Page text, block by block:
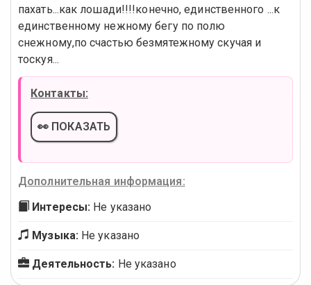
пахать...как лошади!!!!конечно, единственного ...к
единственному нежному бегу по полю
снежному,по счастью безмятежному скучая и
тоскуя...
Контакты:
👀 ПОКАЗАТЬ
Дополнительная информация:
Интересы: Не указано
Музыка: Не указано
Деятельность: Не указано